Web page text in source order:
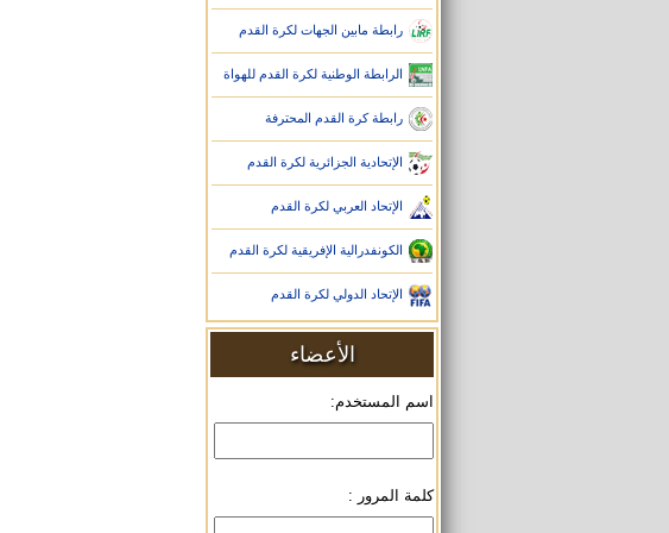
رابطة مابين الجهات لكرة القدم
الرابطة الوطنية لكرة القدم للهواة
رابطة كرة القدم المحترفة
الإتحادية الجزائرية لكرة القدم
الإتحاد العربي لكرة القدم
الكونفدرالية الإفريقية لكرة القدم
الإتحاد الدولي لكرة القدم
الأعضاء
اسم المستخدم:
كلمة المرور :